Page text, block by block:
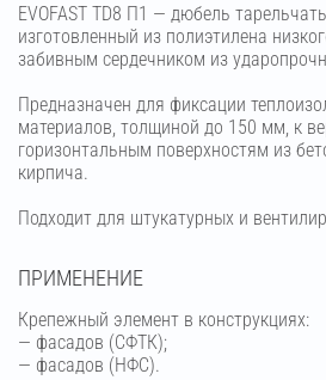
EVOFAST TD8 П1 — дюбель
изготовленный из полиэтилена
забивным сердечником из
Предназначен для фиксации
материалов, толщиной до 150 мм, к
горизонтальным поверхностям из
кирпича.
Подходит для штукатурных и
ПРИМЕНЕНИЕ
Крепежный элемент в конструкциях:
— фасадов (СФТК);
— фасадов (НФС).